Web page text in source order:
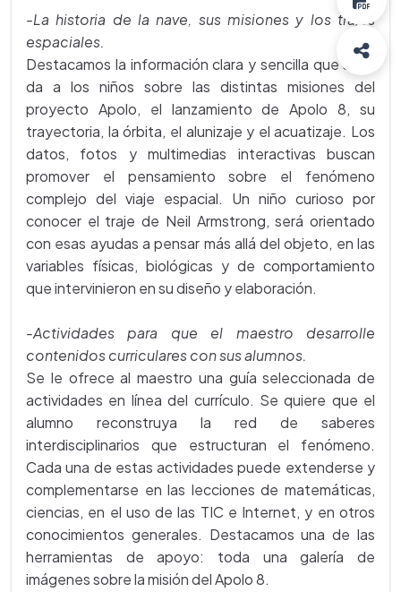
-La historia de la nave, sus misiones y los trajes
espaciales.
Destacamos la información clara y sencilla que se le
da a los niños sobre las distintas misiones del
proyecto Apolo, el lanzamiento de Apolo 8, su
trayectoria, la órbita, el alunizaje y el acuatizaje. Los
datos, fotos y multimedias interactivas buscan
promover el pensamiento sobre el fenómeno
complejo del viaje espacial. Un niño curioso por
conocer el traje de Neil Armstrong, será orientado
con esas ayudas a pensar más allá del objeto, en las
variables físicas, biológicas y de comportamiento
que intervinieron en su diseño y elaboración.
-Actividades para que el maestro desarrolle
contenidos curriculares con sus alumnos.
Se le ofrece al maestro una guía seleccionada de
actividades en línea del currículo. Se quiere que el
alumno reconstruya la red de saberes
interdisciplinarios que estructuran el fenómeno.
Cada una de estas actividades puede extenderse y
complementarse en las lecciones de matemáticas,
ciencias, en el uso de las TIC e Internet, y en otros
conocimientos generales. Destacamos una de las
herramientas de apoyo: toda una galería de
imágenes sobre la misión del Apolo 8.